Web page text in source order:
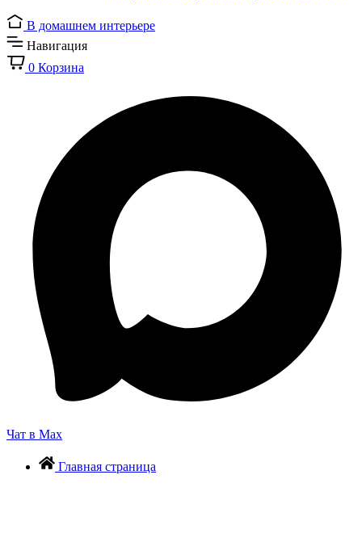
В домашнем интерьере
Навигация
0 Корзина
Чат в Max
Главная страница